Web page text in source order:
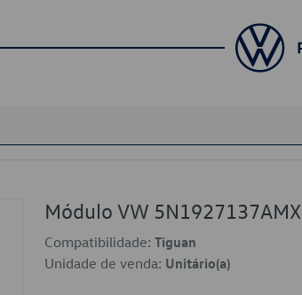
Módulo VW
Compatibilidade: Tiguan
Unidade de venda: Unitário(a)